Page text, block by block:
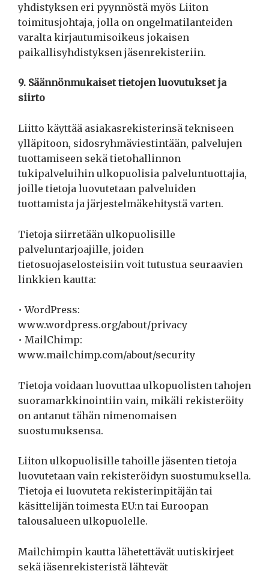
yhdistyksen eri pyynnöstä myös Liiton
toimitusjohtaja, jolla on ongelmatilanteiden
varalta kirjautumisoikeus jokaisen
paikallisyhdistyksen jäsenrekisteriin.
9. Säännönmukaiset tietojen luovutukset ja
siirto
Liitto käyttää asiakasrekisterinsä tekniseen
ylläpitoon, sidosryhmäviestintään, palvelujen
tuottamiseen sekä tietohallinnon
tukipalveluihin ulkopuolisia palveluntuottajia,
joille tietoja luovutetaan palveluiden
tuottamista ja järjestelmäkehitystä varten.
Tietoja siirretään ulkopuolisille
palveluntarjoajille, joiden
tietosuojaselosteisiin voit tutustua seuraavien
linkkien kautta:
• WordPress:
www.wordpress.org/about/privacy
• MailChimp:
www.mailchimp.com/about/security
Tietoja voidaan luovuttaa ulkopuolisten tahojen
suoramarkkinointiin vain, mikäli rekisteröity
on antanut tähän nimenomaisen
suostumuksensa.
Liiton ulkopuolisille tahoille jäsenten tietoja
luovutetaan vain rekisteröidyn suostumuksella.
Tietoja ei luovuteta rekisterinpitäjän tai
käsittelijän toimesta EU:n tai Euroopan
talousalueen ulkopuolelle.
Mailchimpin kautta lähetettävät uutiskirjeet
sekä jäsenrekisteristä lähtevät